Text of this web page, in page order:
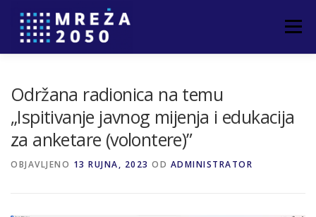
Izbornik
NOVOSTI ČLANCI KONTAKT
Održana radionica na temu
„Ispitivanje javnog mijenja i edukacija
za anketare (volontere)”
OBJAVLJENO 13 RUJNA, 2023 OD ADMINISTRATOR